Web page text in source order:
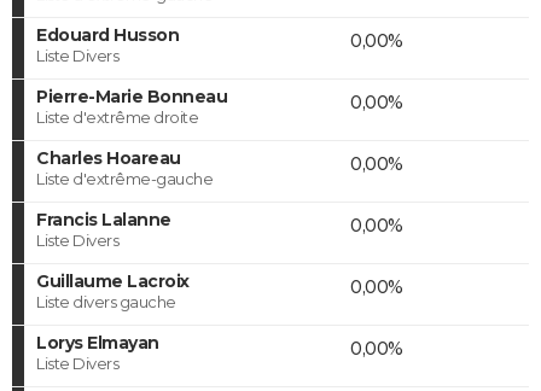
Edouard Husson
Liste Divers
0,00%
Pierre-Marie Bonneau
Liste d'extrême droite
0,00%
Charles Hoareau
Liste d'extrême-gauche
0,00%
Francis Lalanne
Liste Divers
0,00%
Guillaume Lacroix
Liste divers gauche
0,00%
Lorys Elmayan
Liste Divers
0,00%